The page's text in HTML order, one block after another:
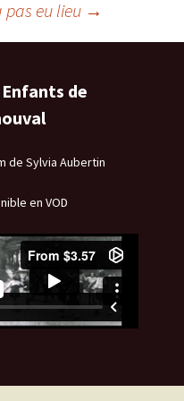
pas eu lieu →
Enfants de
de Sylvia Aubertin
en VOD